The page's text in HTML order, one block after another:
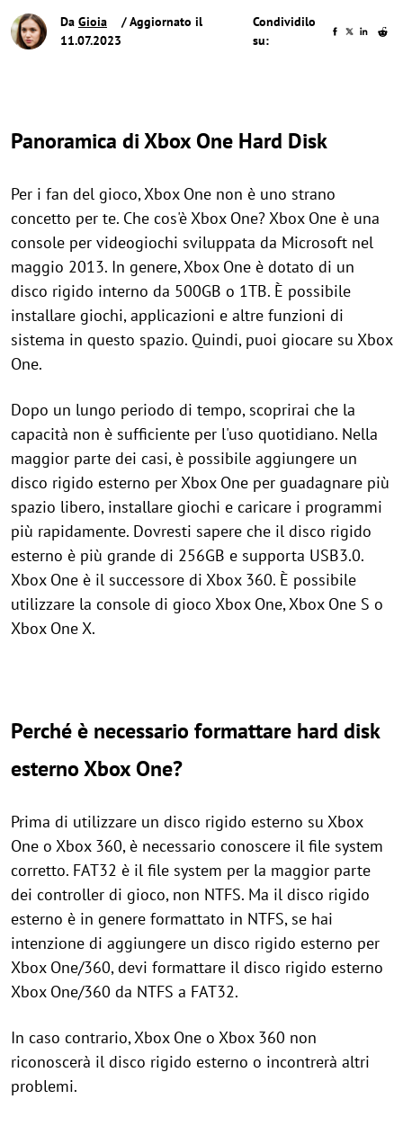
Da Gioia
/ Aggiornato il
11.07.2023
Condividilo
su:
Panoramica di Xbox One Hard Disk
Per i fan del gioco, Xbox One non è uno strano
concetto per te. Che cos'è Xbox One? Xbox One è una
console per videogiochi sviluppata da Microsoft nel
maggio 2013. In genere, Xbox One è dotato di un
disco rigido interno da 500GB o 1TB. È possibile
installare giochi, applicazioni e altre funzioni di
sistema in questo spazio. Quindi, puoi giocare su Xbox
One.
Dopo un lungo periodo di tempo, scoprirai che la
capacità non è sufficiente per l'uso quotidiano. Nella
maggior parte dei casi, è possibile aggiungere un
disco rigido esterno per Xbox One per guadagnare più
spazio libero, installare giochi e caricare i programmi
più rapidamente. Dovresti sapere che il disco rigido
esterno è più grande di 256GB e supporta USB3.0.
Xbox One è il successore di Xbox 360. È possibile
utilizzare la console di gioco Xbox One, Xbox One S o
Xbox One X.
Perché è necessario formattare hard disk
esterno Xbox One?
Prima di utilizzare un disco rigido esterno su Xbox
One o Xbox 360, è necessario conoscere il file system
corretto. FAT32 è il file system per la maggior parte
dei controller di gioco, non NTFS. Ma il disco rigido
esterno è in genere formattato in NTFS, se hai
intenzione di aggiungere un disco rigido esterno per
Xbox One/360, devi formattare il disco rigido esterno
Xbox One/360 da NTFS a FAT32.
In caso contrario, Xbox One o Xbox 360 non
riconoscerà il disco rigido esterno o incontrerà altri
problemi.